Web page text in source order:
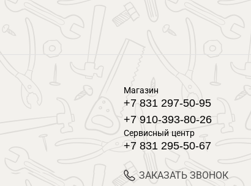
Магазин
+7 831 297-50-95
+7 910-393-80-26
Сервисный центр
+7 831 295-50-67
ЗАКАЗАТЬ ЗВОНОК